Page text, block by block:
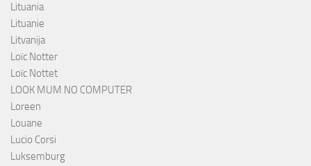
Lituania
Lituanie
Litvanija
Loïc Notter
Loïc Nottet
LOOK MUM NO COMPUTER
Loreen
Louane
Lucio Corsi
Luksemburg